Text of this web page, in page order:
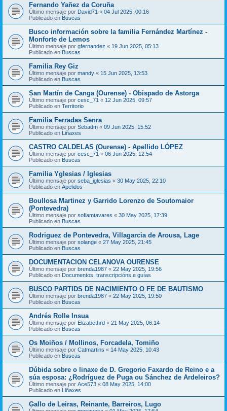
Fernando Yañez da Coruña
Último mensaje por David71 « 04 Jul 2025, 00:16
Publicado en Buscas
Busco información sobre la familia Fernández Martínez -
Monforte de Lemos
Último mensaje por gfernandez « 19 Jun 2025, 05:13
Publicado en Buscas
Familia Rey Giz
Último mensaje por mandy « 15 Jun 2025, 13:53
Publicado en Buscas
San Martín de Canga (Ourense) - Obispado de Astorga
Último mensaje por cesc_71 « 12 Jun 2025, 09:57
Publicado en Territorio
Familia Ferradas Senra
Último mensaje por Sebadm « 09 Jun 2025, 15:52
Publicado en Liñaxes
CASTRO CALDELAS (Ourense) - Apellido LÓPEZ
Último mensaje por cesc_71 « 06 Jun 2025, 12:54
Publicado en Buscas
Familia Yglesias / Iglesias
Último mensaje por seba_iglesias « 30 May 2025, 22:10
Publicado en Apelidos
Boullosa Martinez y Garrido Lorenzo de Soutomaior
(Pontevedra)
Último mensaje por sofiamtavares « 30 May 2025, 17:39
Publicado en Buscas
Rodriguez de Pontevedra, Villagarcia de Arousa, Lage
Último mensaje por solange « 27 May 2025, 21:45
Publicado en Buscas
DOCUMENTACION CELANOVA OURENSE
Último mensaje por brenda1987 « 22 May 2025, 19:56
Publicado en Documentos, transcripcións e guías
BUSCO PARTIDS DE NACIMIENTO O FE DE BAUTISMO
Último mensaje por brenda1987 « 22 May 2025, 19:50
Publicado en Buscas
Andrés Rolle Insua
Último mensaje por Elizabethrd « 21 May 2025, 06:14
Publicado en Buscas
Os Moiños / Mollinos, Forcadela, Tomiño
Último mensaje por Catmartins « 14 May 2025, 10:43
Publicado en Buscas
Dúbida sobre o linaxe de D. Gregorio Faxardo de Reino e a
súa esposa: ¿Rodríguez de Puga ou Sánchez de Ardeleiros?
Último mensaje por Ace573 « 08 May 2025, 14:00
Publicado en Liñaxes
Gallo de Leiras, Reinante, Barreiros, Lugo